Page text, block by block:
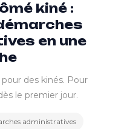
kiné :
en une
des kinés. Pour
le premier jour.
administratives